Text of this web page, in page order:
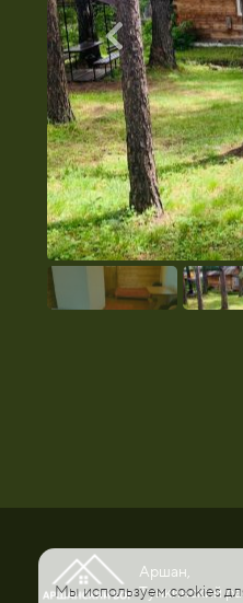
Аршан,
Тункинский
Мы используем cookies